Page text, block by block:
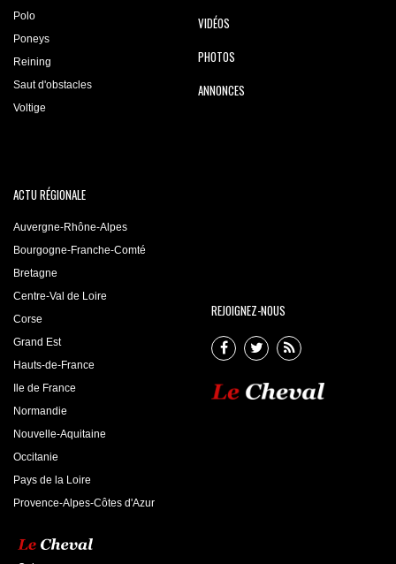
Polo
Poneys
Reining
Saut d'obstacles
Voltige
VIDÉOS
PHOTOS
ANNONCES
ACTU RÉGIONALE
Auvergne-Rhône-Alpes
Bourgogne-Franche-Comté
Bretagne
Centre-Val de Loire
Corse
Grand Est
Hauts-de-France
Ile de France
Normandie
Nouvelle-Aquitaine
Occitanie
Pays de la Loire
Provence-Alpes-Côtes d'Azur
REJOIGNEZ-NOUS